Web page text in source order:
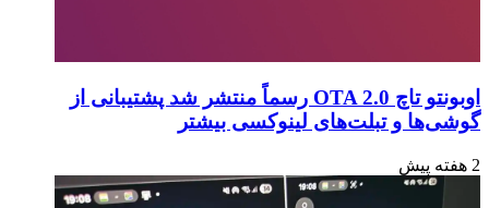
اوبونتو تاچ OTA 2.0 رسماً منتشر شد پشتیبانی از
گوشی‌ها و تبلت‌های لینوکسی بیشتر
2 هفته پیش